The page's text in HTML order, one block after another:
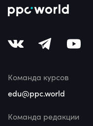
Команда курсов
edu@ppc.world
Команда редакции